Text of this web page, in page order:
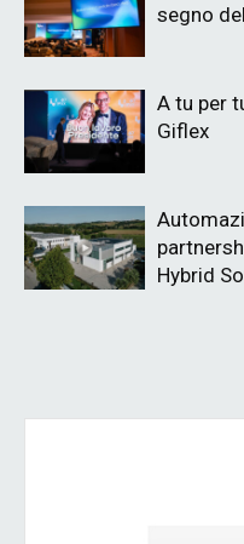
segno
A tu per
Giflex
Hybrid